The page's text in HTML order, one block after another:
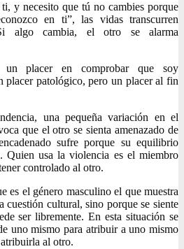
y necesito que tú no cambies porque
en ti”, las vidas transcurren
Si algo cambia, el otro se alarma
un placer en comprobar que soy
placer patológico, pero un placer al fin
una pequeña variación en el
que el otro se sienta amenazado de
sufre porque su equilibrio
Quien usa la violencia es el miembro
controlado al otro.
es el género masculino el que muestra
cuestión cultural, sino porque se siente
ser libremente. En esta situación se
uno mismo para atribuir a uno mismo
al otro.